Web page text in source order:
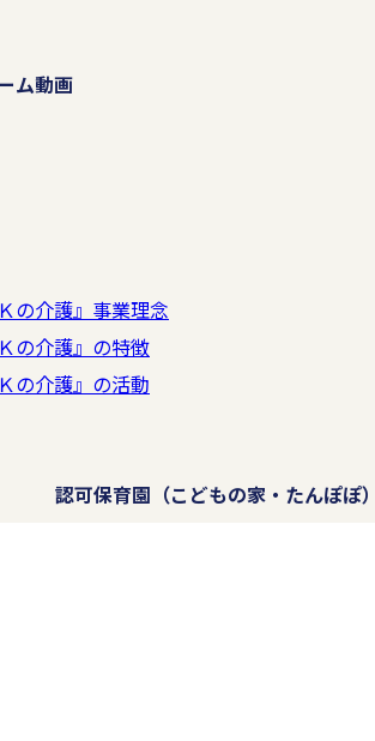
ム動画
の介護』事業理念
の介護』の特徴
の介護』の活動
認可保育園 （こどもの家・たんぽぽ